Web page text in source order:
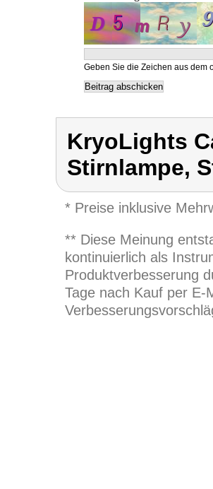
Geben Sie die Zeichen aus dem
KryoLights
Stirnlampe,
* Preise inklusive
** Diese Meinung
kontinuierlich als
Produktverbesserung
Tage nach Kauf per E-